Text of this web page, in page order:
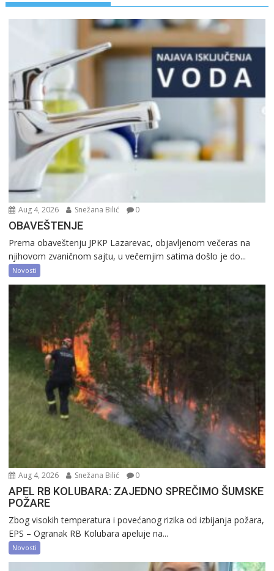
Aug 4, 2026 Snežana Bilić 0
OBAVEŠTENJE
Prema obaveštenju JPKP Lazarevac, objavljenom večeras na
njihovom zvaničnom sajtu, u večernjim satima došlo je do...
Novosti
Aug 4, 2026 Snežana Bilić 0
APEL RB KOLUBARA: ZAJEDNO SPREČIMO ŠUMSKE
POŽARE
Zbog visokih temperatura i povećanog rizika od izbijanja požara,
EPS – Ogranak RB Kolubara apeluje na...
Novosti